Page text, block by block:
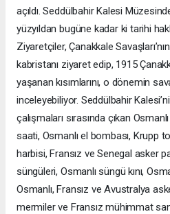
açıldı. Seddülbahir Kalesi
yüzyıldan bugüne kadar ki tarihi
Ziyaretçiler, Çanakkale
kabristanı ziyaret edip, 1915
yaşanan kısımlarını, o dönemin
inceleyebiliyor. Seddülbahir
çalışmaları sırasında çıkan
saati, Osmanlı el bombası, Krupp
harbisi, Fransız ve Senegal asker
süngüleri, Osmanlı süngü kını,
Osmanlı, Fransız ve Avustralya
mermiler ve Fransız mühimmat